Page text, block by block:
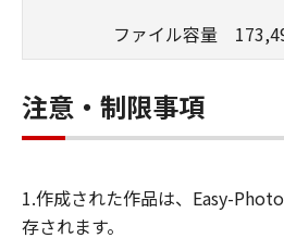
ていかなる保証もいたし
キヤノン、キヤノンマ
ン株式会社およびキヤ
は、本ソフトウェアの使
連して生ずる直接的ま
一切の責任を負いませ
ファイル容量
注意・制限事項
1.作成された作品は、Easy-
存されます。